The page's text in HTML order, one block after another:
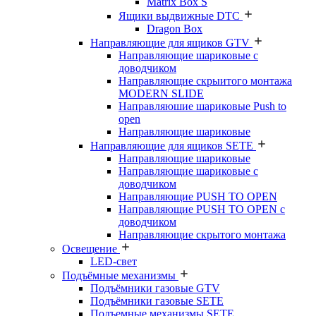
Ящики выдвижные DTC
Dragon Box
Направляющие для ящиков GTV
Направляющие шариковые с
доводчиком
Направляющие скрыитого монтажа
MODERN SLIDE
Направляюшие шариковые Push to
open
Направляющие шариковые
Направляющие для ящиков SETE
Направляющие шариковые
Направляющие шариковые с
доводчиком
Направляющие PUSH TO OPEN
Направляющие PUSH TO OPEN с
доводчиком
Направляющие скрытого монтажа
Освещение
LED-свет
Подъёмные механизмы
Подъёмники газовые GTV
Подъёмники газовые SETE
Подъемные механизмы SETE